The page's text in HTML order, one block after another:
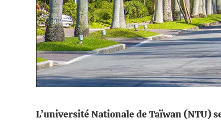
L’université Nationale de Taïwan (NTU)